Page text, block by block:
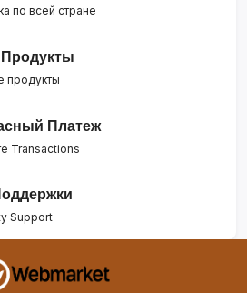
по всей стране
продукты
Платеж
Transactions
Support